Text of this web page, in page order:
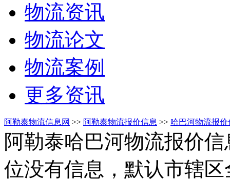
物流资讯
物流论文
物流案例
更多资讯
阿勒泰物流信息网 >> 阿勒泰物流报价信息 >> 哈巴河物流报价
阿勒泰哈巴河物流报价
位没有信息，默认市辖